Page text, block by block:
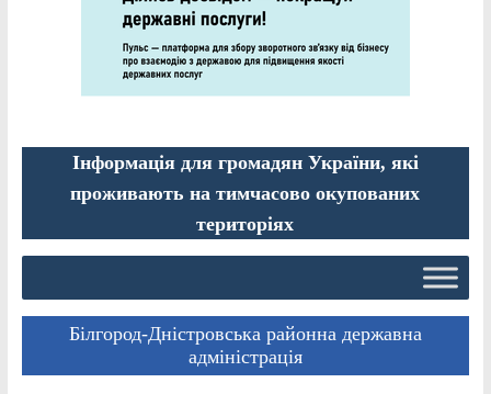
Інформація для громадян України, які
проживають на тимчасово окупованих
територіях
Білгород-Дністровська районна державна
адміністрація